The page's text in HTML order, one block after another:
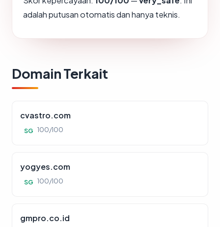
adalah putusan otomatis dan hanya teknis.
Domain Terkait
cvastro.com
SG 100/100
yogyes.com
SG 100/100
gmpro.co.id